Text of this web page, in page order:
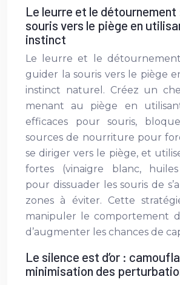
Le leurre et le détournement
souris vers le piège en
instinct
Le leurre et le
guider la souris vers le piège
instinct naturel. Créez un
menant au piège en
efficaces pour souris,
sources de nourriture pour
se diriger vers le piège, et
fortes (vinaigre blanc, huiles
pour dissuader les souris de
zones à éviter. Cette
manipuler le comportement
d’augmenter les chances de
Le silence est d’or :
minimisation des